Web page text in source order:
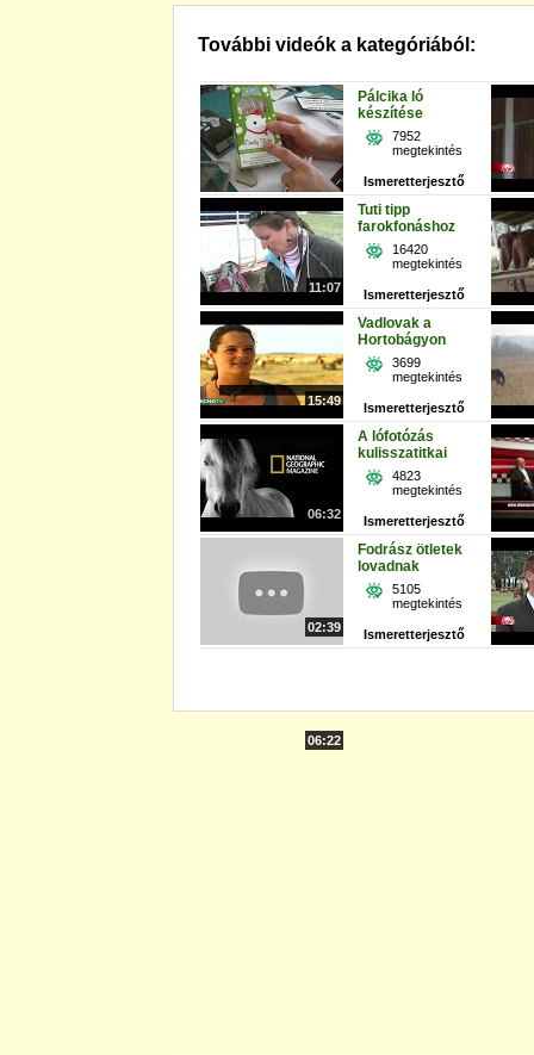
További videók a kategóriából:
11:07
Pálcika ló
készítése
7952
megtekintés
Ismeretterjesztő
15:49
Tuti tipp
farokfonáshoz
16420
megtekintés
Ismeretterjesztő
06:32
Vadlovak a
Hortobágyon
3699
megtekintés
Ismeretterjesztő
02:39
A lófotózás
kulisszatitkai
4823
megtekintés
Ismeretterjesztő
06:22
Fodrász ötletek
lovadnak
5105
megtekintés
Ismeretterjesztő